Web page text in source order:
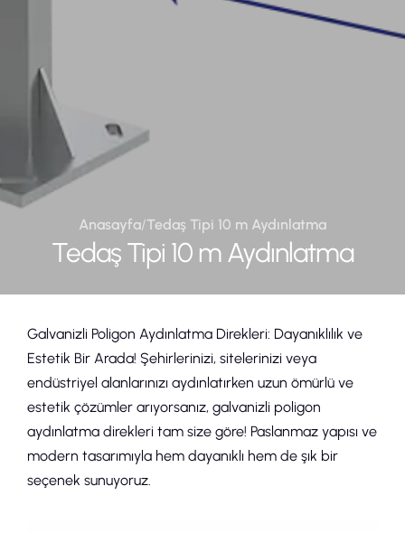
Anasayfa/Tedaş Tipi 10 m Aydınlatma
Tedaş Tipi 10 m Aydınlatma
Galvanizli Poligon Aydınlatma Direkleri: Dayanıklılık ve
Estetik Bir Arada! Şehirlerinizi, sitelerinizi veya
endüstriyel alanlarınızı aydınlatırken uzun ömürlü ve
estetik çözümler arıyorsanız, galvanizli poligon
aydınlatma direkleri tam size göre! Paslanmaz yapısı ve
modern tasarımıyla hem dayanıklı hem de şık bir
seçenek sunuyoruz.